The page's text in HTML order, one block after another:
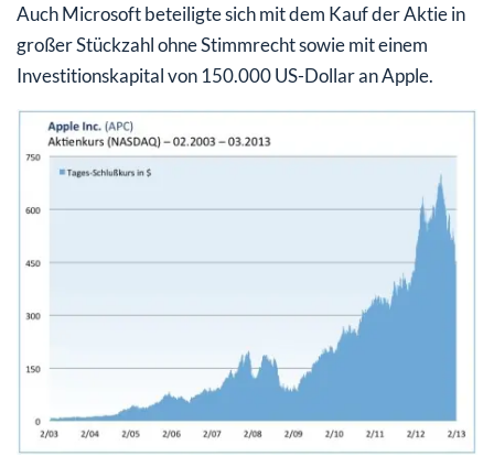
Auch Microsoft beteiligte sich mit dem Kauf der Aktie in
großer Stückzahl ohne Stimmrecht sowie mit einem
Investitionskapital von 150.000 US-Dollar an Apple.